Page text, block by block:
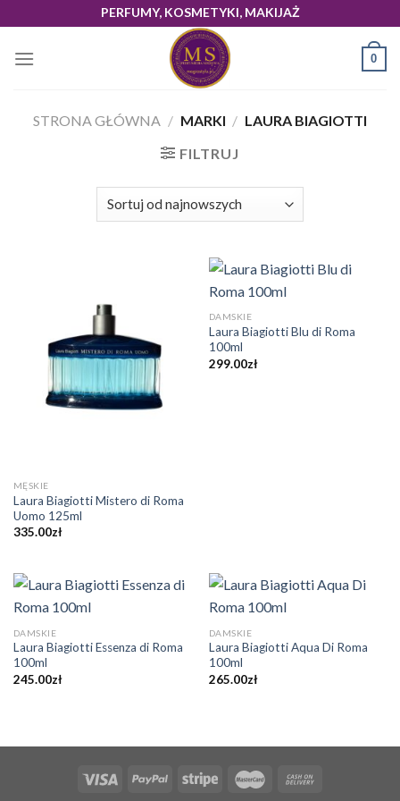
to
content
PERFUMY, KOSMETYKI, MAKIJAŻ
0
STRONA GŁÓWNA / MARKI / LAURA BIAGIOTTI
FILTRUJ
MĘSKIE
Laura Biagiotti Mistero di Roma
Uomo 125ml
335.00zł
DAMSKIE
Laura Biagiotti Blu di Roma
100ml
299.00zł
DAMSKIE
Laura Biagiotti Essenza di Roma
100ml
245.00zł
DAMSKIE
Laura Biagiotti Aqua Di Roma
100ml
265.00zł